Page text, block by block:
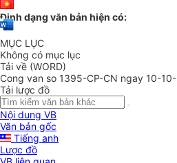
Định dạng văn bản hiện có:
MỤC LỤC
Không có mục lục
Tải về (WORD)
Cong van so 1395-CP-CN ngay 10-
Tải lược đồ
Nội dung VB
Văn bản gốc
Tiếng anh
Lược đồ